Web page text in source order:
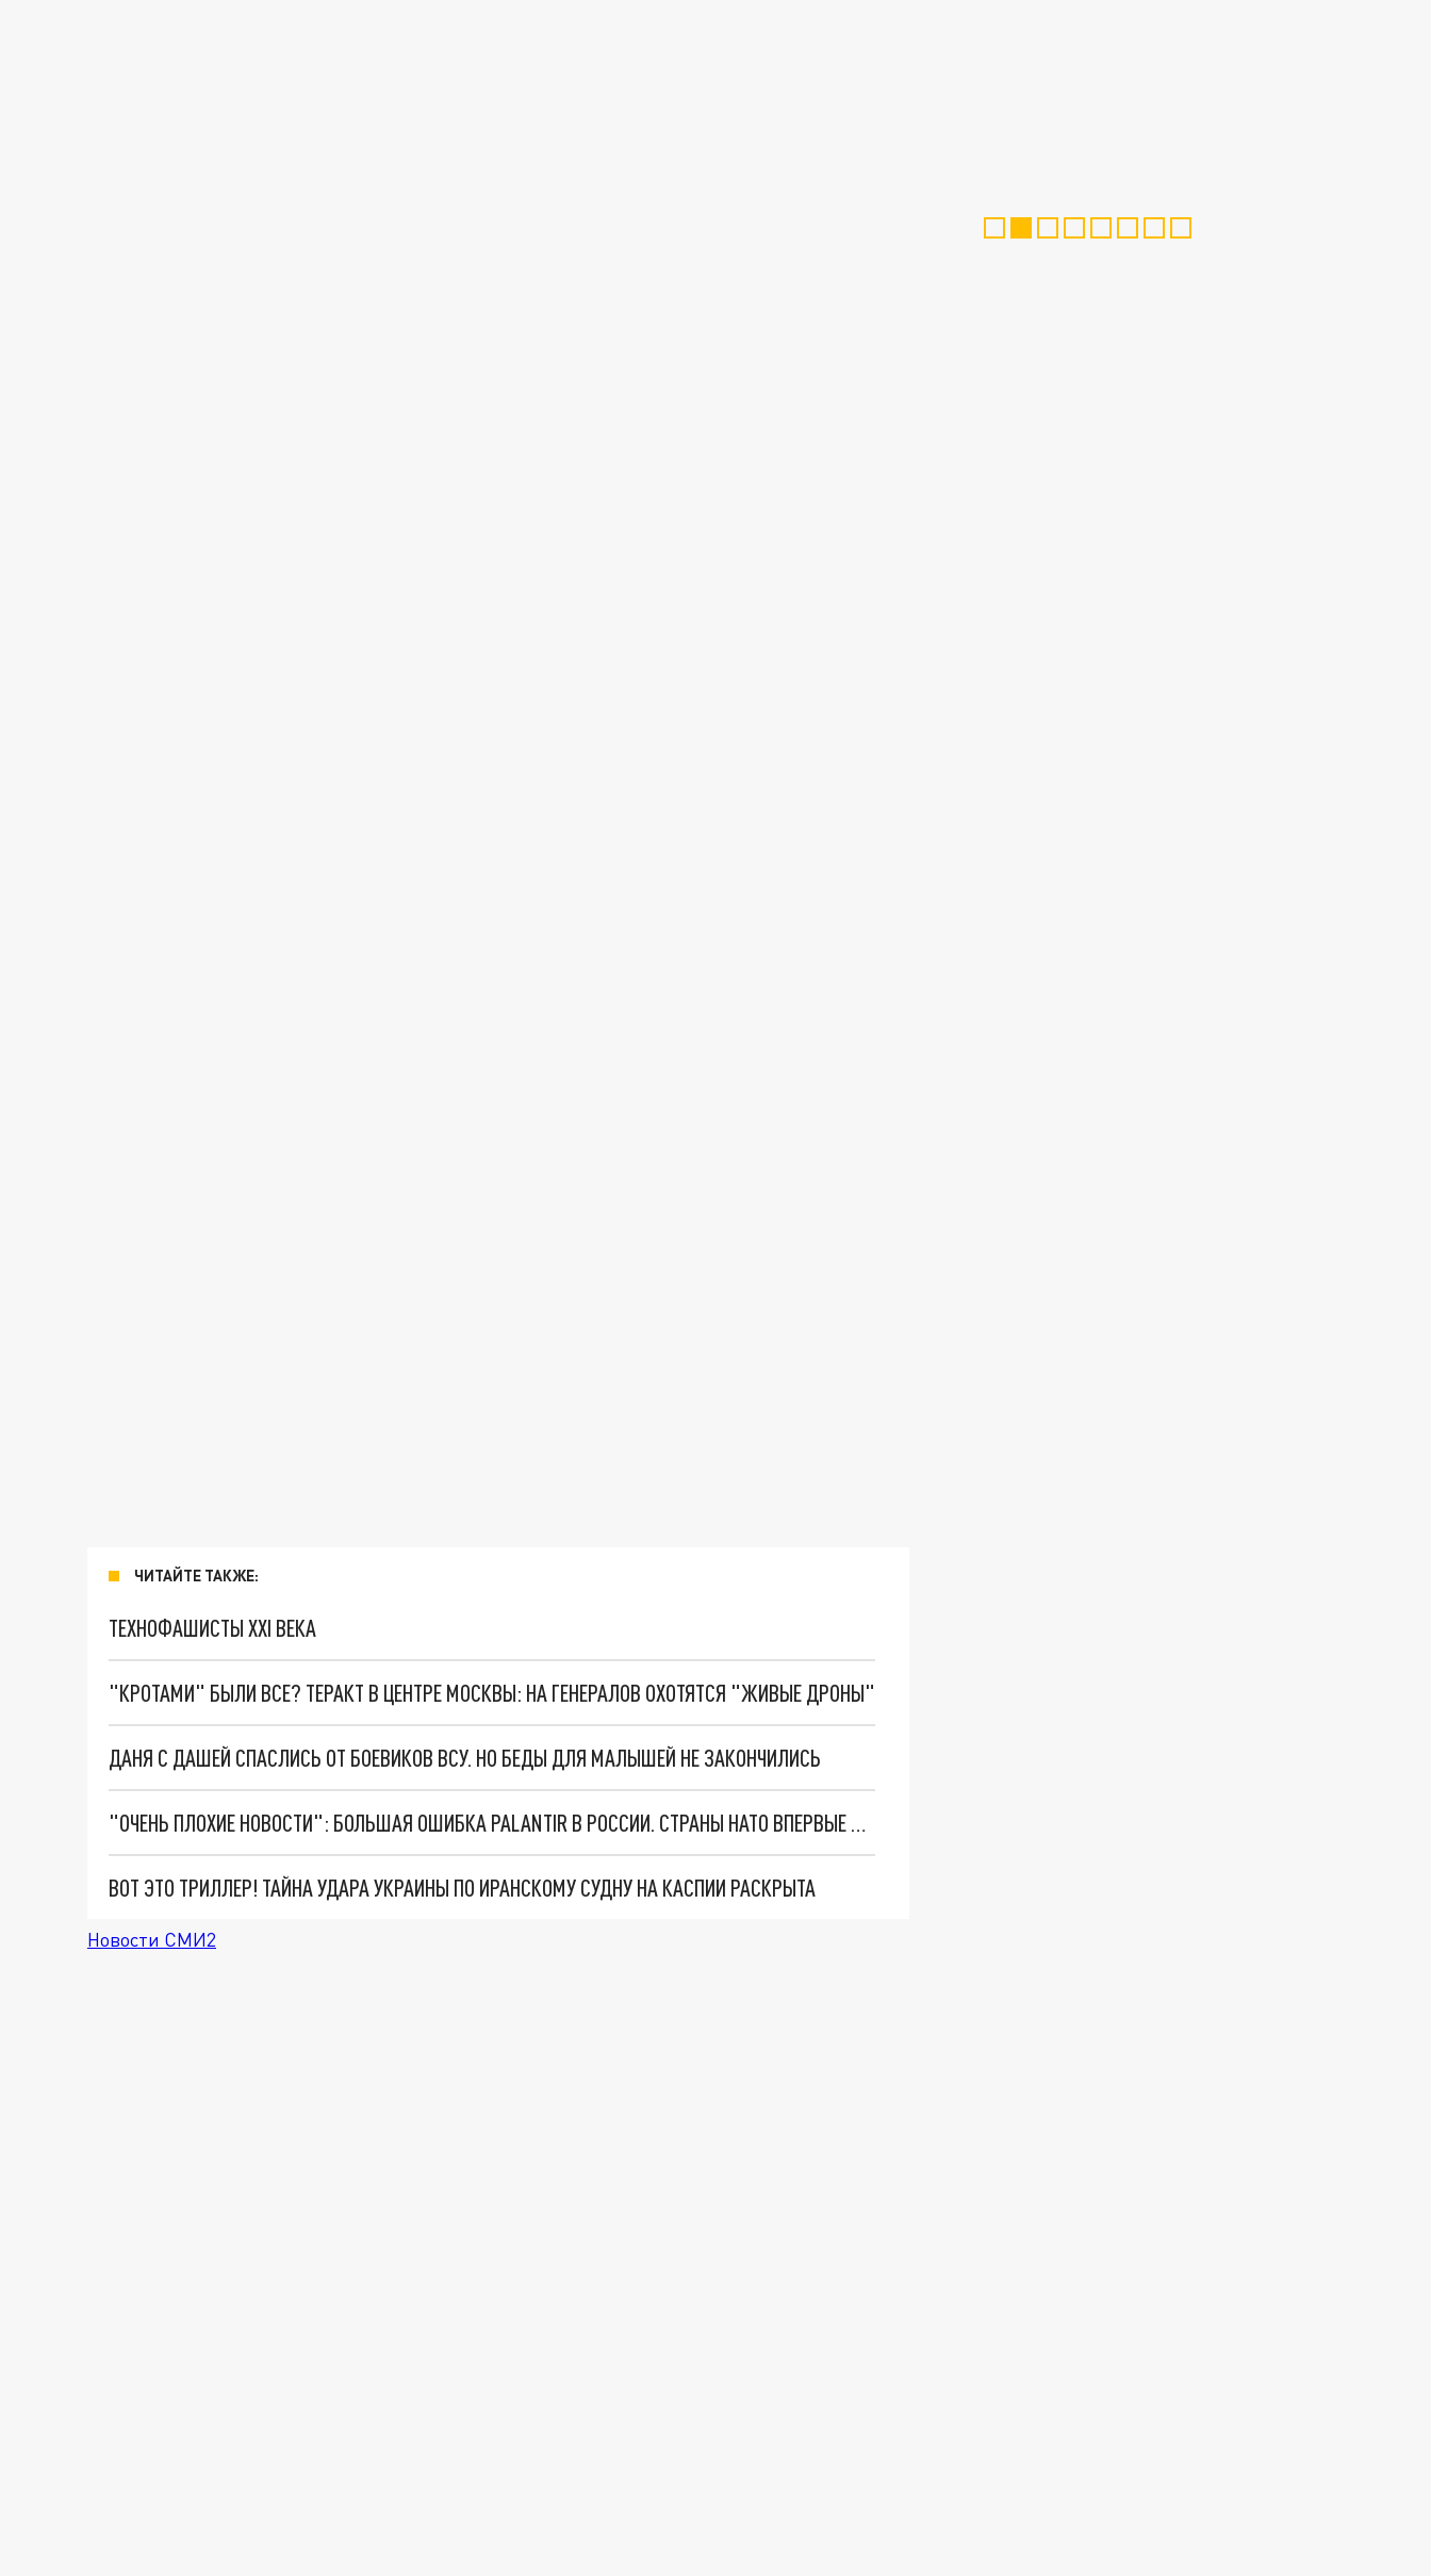
ЧИТАЙТЕ ТАКЖЕ:
ТЕХНОФАШИСТЫ XXI ВЕКА
"КРОТАМИ" БЫЛИ ВСЕ? ТЕРАКТ В ЦЕНТРЕ МОСКВЫ: НА ГЕНЕРАЛОВ ОХОТЯТСЯ "ЖИВЫЕ ДРОНЫ"
ДАНЯ С ДАШЕЙ СПАСЛИСЬ ОТ БОЕВИКОВ ВСУ. НО БЕДЫ ДЛЯ МАЛЫШЕЙ НЕ ЗАКОНЧИЛИСЬ
"ОЧЕНЬ ПЛОХИЕ НОВОСТИ": БОЛЬШАЯ ОШИБКА PALANTIR В РОССИИ. СТРАНЫ НАТО ВПЕРВЫЕ ЗА СВО ОСТАНОВИЛИ ПОСТАВКИ ОРУЖИЯ. ВСУ ТЕРЯЮТ ПРИГРАНИЧЬЕ?
ВОТ ЭТО ТРИЛЛЕР! ТАЙНА УДАРА УКРАИНЫ ПО ИРАНСКОМУ СУДНУ НА КАСПИИ РАСКРЫТА
Новости СМИ2